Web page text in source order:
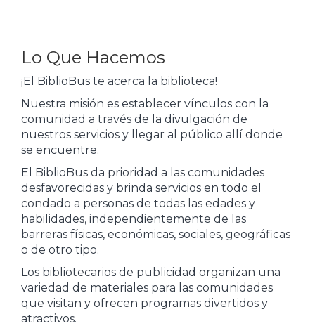
Lo Que Hacemos
¡El BiblioBus te acerca la biblioteca!
Nuestra misión es establecer vínculos con la
comunidad a través de la divulgación de
nuestros servicios y llegar al público allí donde
se encuentre.
El BiblioBus da prioridad a las comunidades
desfavorecidas y brinda servicios en todo el
condado a personas de todas las edades y
habilidades, independientemente de las
barreras físicas, económicas, sociales, geográficas
o de otro tipo.
Los bibliotecarios de publicidad organizan una
variedad de materiales para las comunidades
que visitan y ofrecen programas divertidos y
atractivos.